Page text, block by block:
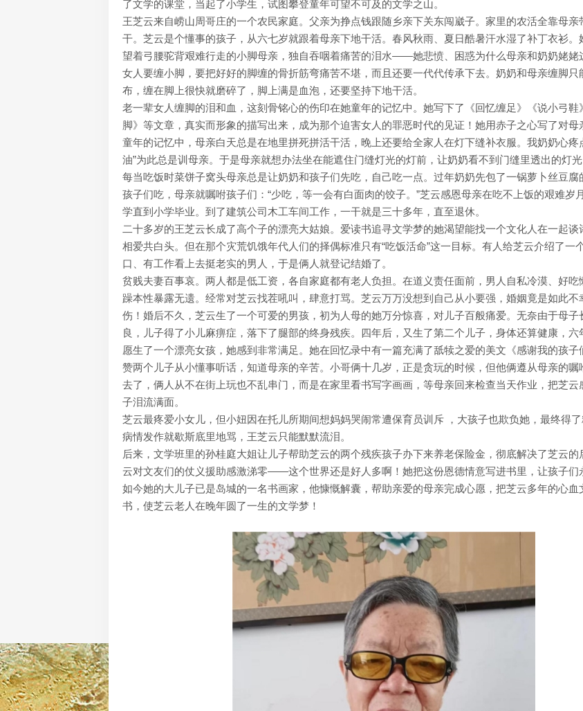
了文学的课堂，当起了小学生，试图攀登童年可望不可及的文学之山。
王芝云来自崂山周哥庄的一个农民家庭。父亲为挣点钱跟随乡亲下关东闯崴子。家里的农活全靠母亲
干。芝云是个懂事的孩子，从六七岁就跟着母亲下地干活。春风秋雨、夏日酷暑汗水湿了补丁衣衫。
望着弓腰驼背艰难行走的小脚母亲，独自吞咽着痛苦的泪水——她悲愤、困惑为什么母亲和奶奶姥姥
女人要缠小脚，要把好好的脚缠的骨折筋弯痛苦不堪，而且还要一代代传承下去。奶奶和母亲缠脚只
布，缠在脚上很快就磨碎了，脚上满是血泡，还要坚持下地干活。
老一辈女人缠脚的泪和血，这刻骨铭心的伤印在她童年的记忆中。她写下了《回忆缠足》《说小弓鞋
脚》等文章，真实而形象的描写出来，成为那个迫害女人的罪恶时代的见证！她用赤子之心写了对母
童年的记忆中，母亲白天总是在地里拼死拼活干活，晚上还要给全家人在灯下缝补衣服。我奶奶心疼
油”为此总是训母亲。于是母亲就想办法坐在能遮住门缝灯光的灯前，让奶奶看不到门缝里透出的灯
每当吃饭时菜饼子窝头母亲总是让奶奶和孩子们先吃，自己吃一点。过年奶奶先包了一锅萝卜丝豆腐
孩子们吃，母亲就嘱咐孩子们：“少吃，等一会有白面肉的饺子。”芝云感恩母亲在吃不上饭的艰难岁
学直到小学毕业。到了建筑公司木工车间工作，一干就是三十多年，直至退休。
二十多岁的王芝云长成了高个子的漂亮大姑娘。爱读书追寻文学梦的她渴望能找一个文化人在一起谈
相爱共白头。但在那个灾荒饥饿年代人们的择偶标准只有“吃饭活命”这一目标。有人给芝云介绍了一
口、有工作看上去挺老实的男人，于是俩人就登记结婚了。
贫贱夫妻百事哀。两人都是低工资，各自家庭都有老人负担。在道义责任面前，男人自私冷漠、好吃
躁本性暴露无遗。经常对芝云找茬吼叫，肆意打骂。芝云万万没想到自己从小要强，婚姻竟是如此不
伤！婚后不久，芝云生了一个可爱的男孩，初为人母的她万分惊喜，对儿子百般痛爱。无奈由于母子
良，儿子得了小儿麻痹症，落下了腿部的终身残疾。四年后，又生了第二个儿子，身体还算健康，六
愿生了一个漂亮女孩，她感到非常满足。她在回忆录中有一篇充满了舐犊之爱的美文《感谢我的孩子
赞两个儿子从小懂事听话，知道母亲的辛苦。小哥俩十几岁，正是贪玩的时候，但他俩遵从母亲的嘱
去了，俩人从不在街上玩也不乱串门，而是在家里看书写字画画，等母亲回来检查当天作业，把芝云
子泪流满面。
芝云最疼爱小女儿，但小妞因在托儿所期间想妈妈哭闹常遭保育员训斥 ，大孩子也欺负她，最终得
病情发作就歇斯底里地骂，王芝云只能默默流泪。
后来，文学班里的孙桂庭大姐让儿子帮助芝云的两个残疾孩子办下来养老保险金，彻底解决了芝云的
云对文友们的仗义援助感激涕零——这个世界还是好人多啊！她把这份恩德情意写进书里，让孩子们
如今她的大儿子已是岛城的一名书画家，他慷慨解囊，帮助亲爱的母亲完成心愿，把芝云多年的心血
书，使芝云老人在晚年圆了一生的文学梦！